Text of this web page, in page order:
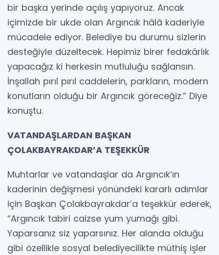
bir başka yerinde açılış yapıyoruz. Ancak
içimizde bir ukde olan Argıncık hâlâ kaderiyle
mücadele ediyor. Belediye bu durumu sizlerin
desteğiyle düzeltecek. Hepimiz birer fedakârlık
yapacağız ki herkesin mutluluğu sağlansın.
İnşallah pırıl pırıl caddelerin, parkların, modern
konutların olduğu bir Argıncık göreceğiz.” Diye
konuştu.
VATANDAŞLARDAN BAŞKAN
ÇOLAKBAYRAKDAR’A TEŞEKKÜR
Muhtarlar ve vatandaşlar da Argıncık’ın
kaderinin değişmesi yönündeki kararlı adımlar
için Başkan Çolakbayrakdar’a teşekkür ederek,
“Argıncık tabiri caizse yum yumağı gibi.
Yaparsanız siz yaparsınız. Her alanda olduğu
gibi özellikle sosyal belediyecilikte müthiş işler